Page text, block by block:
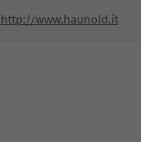
http://www.haunold.it